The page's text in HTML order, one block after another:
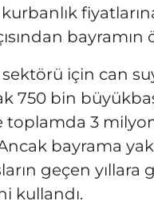
sektörü için can
750 bin
3
bayrama
geçen yıllara
kullandı.